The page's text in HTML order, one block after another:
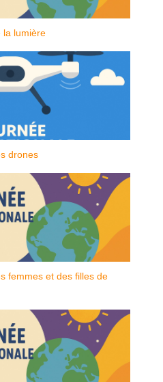
la lumière
drones
femmes et des filles de